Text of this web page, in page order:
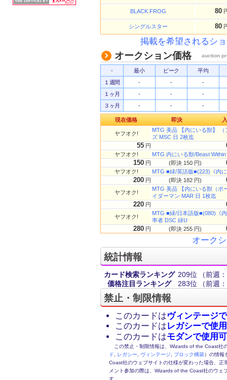
BLACK FROG 80
シングルスター 80
掲載を希望されるシ
オークション価格 auction
- 最小 ピーク
平均
１週間
- -
-
１ヶ月
- -
-
３ヶ月
- - -
現在価格 即決
ヤフオク!
MTG 美品 【内にいる獣】
ズ MSC 日 2枚迄
55 円
ヤフオク! MTG 内にいる獣/Beast
150 円 (即決 150 円)
ヤフオク! MTG ■緑/英語版■(223)《内
200 円 (即決 182 円)
ヤフオク!
MTG 美品 【内にいる獣（ボ
イダーマン MAR 日 1枚迄
220 円
ヤフオク!
MTG ■緑/日本語版■(080)《
率者 DSC 緑U
280 円 (即決 255 円)
オーク
統計情報
カード検索ランキング 209位
（前週
価格注目ランキング
283位 （前週
禁止・制限情報
このカードはヴィンテージ
このカードはレガシーで使
このカードはモダンで使用
この禁止・制限情報は、Wizards of the Coast社
ド
レガシー ヴィンテージ ブロック構築）の情報
Coast社のウェブサイトの仕様が変わった場合、
メント参加の際は、Wizards of the Coast社のウェ
す。